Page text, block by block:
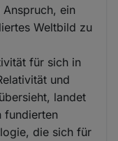
ein
Weltbild zu
für sich in
und
landet
fundierten
die sich für